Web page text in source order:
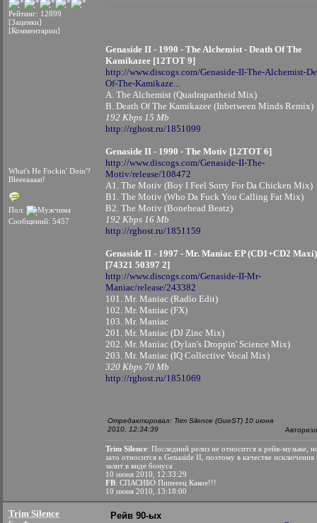
Рейтинг: 12899
[Заценки]
[Комментарии]
What's He Fockin' Doin'?
Bleeeaaaat!
Пол:
Сообщений: 5457
Genaside II - 1990 - The Alchemist - Death Of The
Kamikazee [12TOT 9]
http://www.discogs.com/Genaside-II-The-Alchemist-
Of-The-Kamikaze...
A. The Alchemist (Quadrapartheid Mix)
B. Death Of The Kamikazee (Inbetween Minds Remix)
192 Kbps 15 Mb
http://rghost.ru/1851099
Genaside II - 1990 - The Motiv [12TOT 6]
http://www.discogs.com/Genaside-II-The-
Motiv/release/108472
A1. The Motiv (Boy I Feel Sorry For Da Chicken Mix)
B1. The Motiv (Who Da Fuck You Calling Fat Mix)
B2. The Motiv (Bonehead Beatz)
192 Kbps 16 Mb
http://rghost.ru/1851159
Genaside II - 1997 - Mr. Maniac EP (CD1+CD2 Maxi)
[74321 50397 2]
http://www.discogs.com/Genaside-II-Mr-
Maniac/release/243382
101. Mr. Maniac (Radio Edit)
102. Mr. Maniac (FX)
103. Mr. Maniac
201. Mr. Maniac (DJ Zinc Mix)
202. Mr. Maniac (Dylan's Droppin' Science Mix)
203. Mr. Maniac (IQ Collective Vocal Mix)
320 Kbps 70 Mb
http://rghost.ru/1851069
Отредактировал: Trim Silence (GueST) 10 июня
2010, 12:34:39
Trim Silence: Последний релиз не относится к рейв-музыке,
зато относится к Genaside II, поэтому в качестве исключения
залит в виде бонуса
10 июня 2010, 12:33:29
FB: СПАСИБО Пипееец Какое!!!
10 июня 2010, 13:18:00
Trim Silence Рейв 90-ых